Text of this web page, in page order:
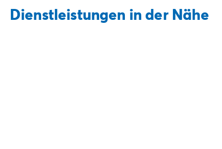
Dienstleistungen in der Nähe